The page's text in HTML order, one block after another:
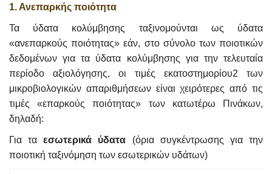
1. Ανεπαρκής ποιότητα
Τα ύδατα κολύμβησης ταξινομούνται ως ύδατα
«ανεπαρκούς ποιότητας» εάν, στο σύνολο των ποιοτικών
δεδομένων για τα ύδατα κολύμβησης για την τελευταία
περίοδο αξιολόγησης, οι τιμές εκατοστημορίου2 των
μικροβιολογικών απαριθμήσεων είναι χειρότερες από τις
τιμές «επαρκούς ποιότητας» των κατωτέρω Πινάκων,
δηλαδή:
Για ταεσωτερικά ύδατα (όρια συγκέντρωσης για την
ποιοτική ταξινόμηση των εσωτερικών υδάτων)